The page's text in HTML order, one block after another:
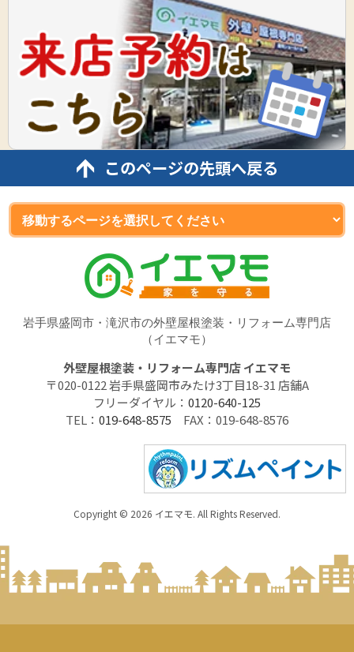
このページの先頭へ戻る
岩手県盛岡市・滝沢市の外壁屋根塗装・リフォーム専門店
（イエマモ）
外壁屋根塗装・リフォーム専門店 イエマモ
〒020-0122 岩手県盛岡市みたけ3丁目18-31 店舗A
フリーダイヤル： 0120-640-125
TEL： 019-648-8575 FAX：019-648-8576
Copyright © 2026 イエマモ. All Rights Reserved.